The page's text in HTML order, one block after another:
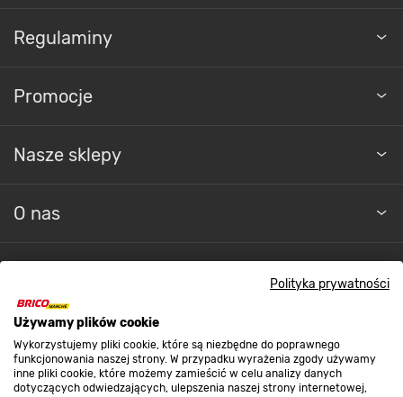
Polityka prywatności
Używamy plików cookie
Wykorzystujemy pliki cookie, które są niezbędne do poprawnego
funkcjonowania naszej strony. W przypadku wyrażenia zgody używamy
inne pliki cookie, które możemy zamieścić w celu analizy danych
dotyczących odwiedzających, ulepszenia naszej strony internetowej,
Regulaminy
Promocje
Nasze sklepy
O nas
Strefa biznesu